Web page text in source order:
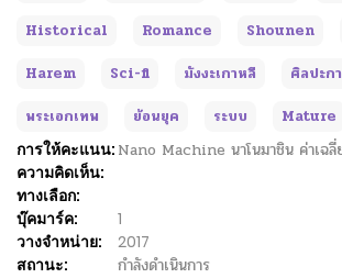
Historical
Romance Shounen
Harem
Sci-fi มังงะเกาหลี
ศิลปะก
พระเอกเทพ
ย้อนยุค ระบบ
Mature
การให้คะแนน: Nano Machine นาโนมาชิน ค่าเฉลี่
ความคิดเห็น:
ทางเลือก:
บุ๊คมาร์ค:
1
วางจำหน่าย:
2017
สถานะ:
กำลังดำเนินการ